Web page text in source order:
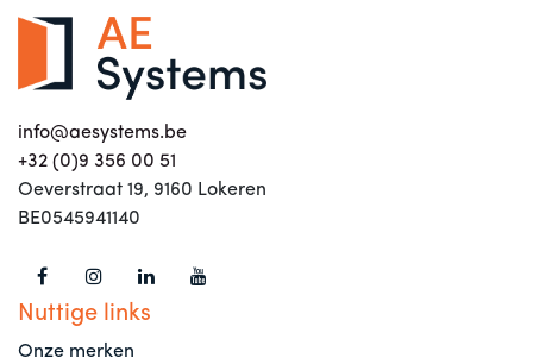
info@aesystems.be
+32 (0)9 356 00 51
Oeverstraat 19, 9160 Lokeren
BE0545941140
Nuttige links
Onze merken